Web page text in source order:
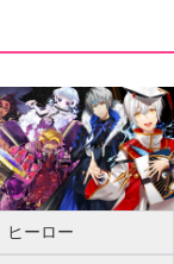
ヒーロー